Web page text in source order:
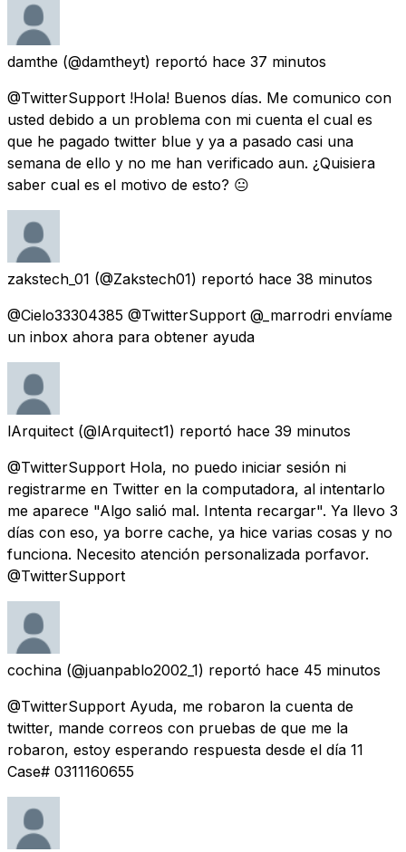
damthe (@damtheyt) reportó hace 37 minutos
@TwitterSupport !Hola! Buenos días. Me comunico con
usted debido a un problema con mi cuenta el cual es
que he pagado twitter blue y ya a pasado casi una
semana de ello y no me han verificado aun. ¿Quisiera
saber cual es el motivo de esto? 😐
zakstech_01 (@Zakstech01) reportó hace 38 minutos
@Cielo33304385 @TwitterSupport @_marrodri envíame
un inbox ahora para obtener ayuda
lArquitect (@lArquitect1) reportó hace 39 minutos
@TwitterSupport Hola, no puedo iniciar sesión ni
registrarme en Twitter en la computadora, al intentarlo
me aparece "Algo salió mal. Intenta recargar". Ya llevo 3
días con eso, ya borre cache, ya hice varias cosas y no
funciona. Necesito atención personalizada porfavor.
@TwitterSupport
cochina (@juanpablo2002_1) reportó hace 45 minutos
@TwitterSupport Ayuda, me robaron la cuenta de
twitter, mande correos con pruebas de que me la
robaron, estoy esperando respuesta desde el día 11
Case# 0311160655